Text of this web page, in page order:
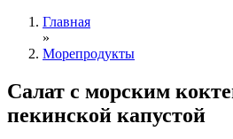
Главная
»
Морепродукты
Салат с морским
пекинской капустой